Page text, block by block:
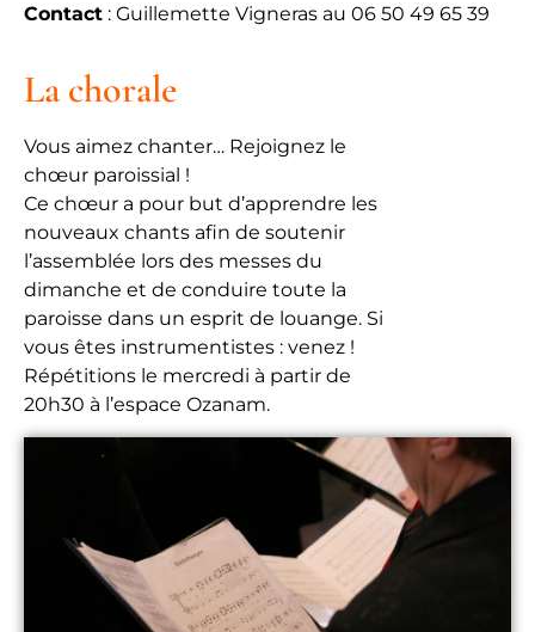
Contact : Guillemette Vigneras au 06 50 49 65 39
La chorale
Vous aimez chanter… Rejoignez le
chœur paroissial !
Ce chœur a pour but d’apprendre les
nouveaux chants afin de soutenir
l’assemblée lors des messes du
dimanche et de conduire toute la
paroisse dans un esprit de louange. Si
vous êtes instrumentistes : venez !
Répétitions le mercredi à partir de
20h30 à l’espace Ozanam.